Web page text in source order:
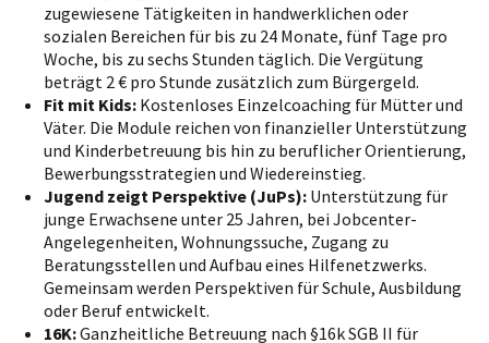
zugewiesene Tätigkeiten in handwerklichen oder
sozialen Bereichen für bis zu 24 Monate, fünf Tage pro
Woche, bis zu sechs Stunden täglich. Die Vergütung
beträgt 2 € pro Stunde zusätzlich zum Bürgergeld.
Fit mit Kids: Kostenloses Einzelcoaching für Mütter und
Väter. Die Module reichen von finanzieller Unterstützung
und Kinderbetreuung bis hin zu beruflicher Orientierung,
Bewerbungsstrategien und Wiedereinstieg.
Jugend zeigt Perspektive (JuPs): Unterstützung für
junge Erwachsene unter 25 Jahren, bei Jobcenter-
Angelegenheiten, Wohnungssuche, Zugang zu
Beratungsstellen und Aufbau eines Hilfenetzwerks.
Gemeinsam werden Perspektiven für Schule, Ausbildung
oder Beruf entwickelt.
16K:Ganzheitliche Betreuung nach §16k SGB II für